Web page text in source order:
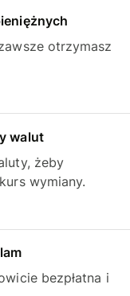
otrzymasz
walut
żeby
wymiany.
bezpłatna i